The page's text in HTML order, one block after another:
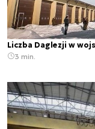
Liczba Daglezji w
3 min.